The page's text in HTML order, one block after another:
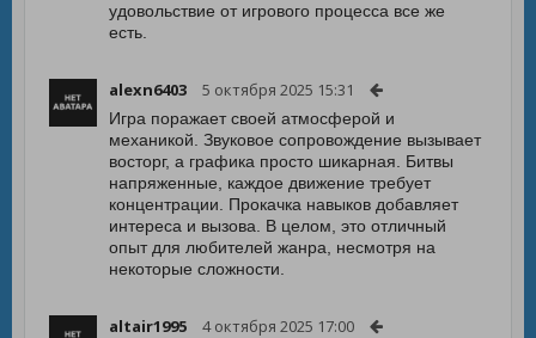
удовольствие от игрового процесса все же
есть.
alexn6403 5 октября 2025 15:31
Игра поражает своей атмосферой и
механикой. Звуковое сопровождение вызывает
восторг, а графика просто шикарная. Битвы
напряженные, каждое движение требует
концентрации. Прокачка навыков добавляет
интереса и вызова. В целом, это отличный
опыт для любителей жанра, несмотря на
некоторые сложности.
altair1995 4 октября 2025 17:00